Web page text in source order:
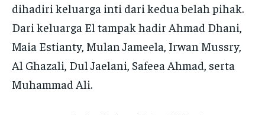
dihadiri keluarga inti dari kedua belah pihak.
Dari keluarga El tampak hadir Ahmad Dhani,
Maia Estianty, Mulan Jameela, Irwan Mussry,
Al Ghazali, Dul Jaelani, Safeea Ahmad, serta
Muhammad Ali.